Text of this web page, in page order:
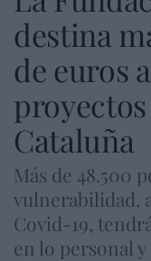
destina
de euros
Cataluña
Más de 48.500
vulnerabilidad,
Covid-19,
en lo personal